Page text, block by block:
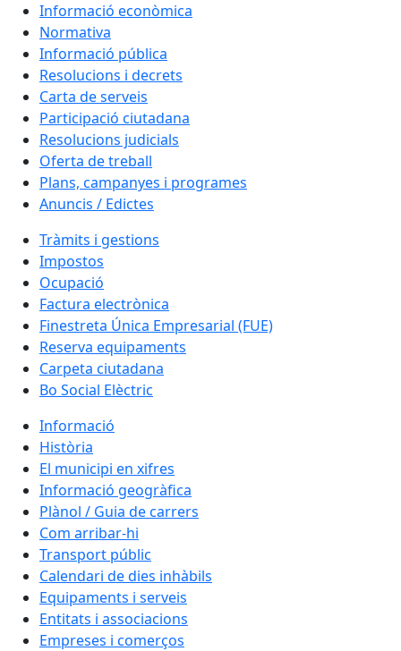
Informació econòmica
Normativa
Informació pública
Resolucions i decrets
Carta de serveis
Participació ciutadana
Resolucions judicials
Oferta de treball
Plans, campanyes i programes
Anuncis / Edictes
Tràmits i gestions
Impostos
Ocupació
Factura electrònica
Finestreta Única Empresarial (FUE)
Reserva equipaments
Carpeta ciutadana
Bo Social Elèctric
Informació
Història
El municipi en xifres
Informació geogràfica
Plànol / Guia de carrers
Com arribar-hi
Transport públic
Calendari de dies inhàbils
Equipaments i serveis
Entitats i associacions
Empreses i comerços